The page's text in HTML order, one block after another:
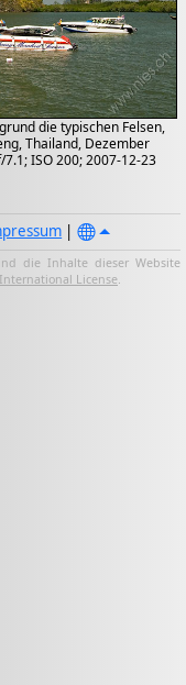
die typischen Felsen,
Thailand, Dezember
ISO 200; 2007-12-23
|
die Inhalte dieser Website
License.